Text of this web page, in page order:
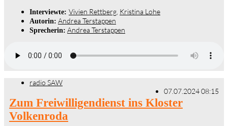
Interviewte: Vivien Rettberg Kristina Lohe
Autorin: Andrea Terstappen
Sprecherin: Andrea Terstappen
radio SAW
07.07.2024 08:15
Zum Freiwilligendienst ins Kloster
Volkenroda